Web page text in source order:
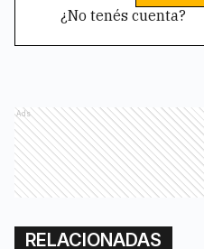
¿No tenés cuenta?
Ads
RELACIONADAS